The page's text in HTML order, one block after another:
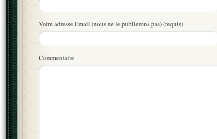
Votre adresse Email (nous ne le publierons pas) (requis)
Commentaire